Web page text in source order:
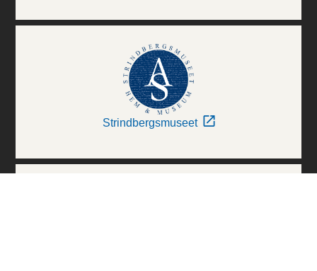
Strindbergsmuseet